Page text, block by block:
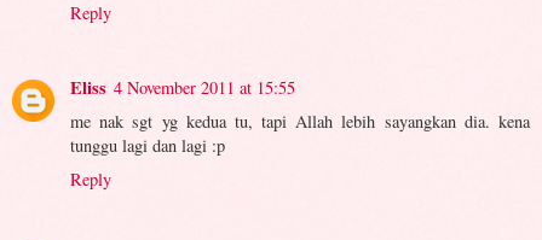
Reply
Eliss 4 November 2011 at 15:55
me nak sgt yg kedua tu, tapi Allah lebih sayangkan dia. kena
tunggu lagi dan lagi :p
Reply